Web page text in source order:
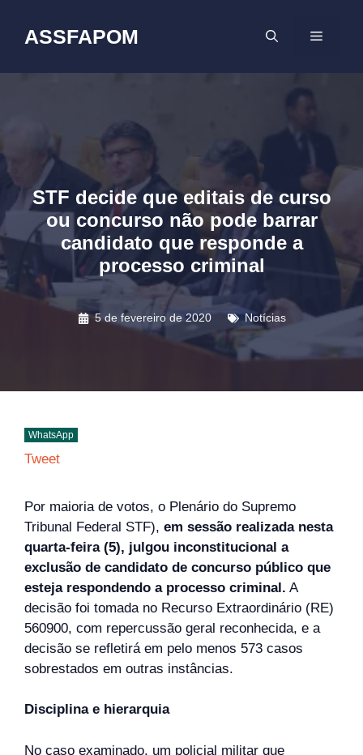
conteúdo
ASSFAPOM MENU
STF decide que editais de curso
ou concurso não pode barrar
candidato que responde a
processo criminal
5 de fevereiro de 2020 Notícias
WhatsApp
Tweet
Por maioria de votos, o Plenário do Supremo
Tribunal Federal STF), em sessão realizada nesta
quarta-feira (5), julgou inconstitucional a
exclusão de candidato de concurso público que
esteja respondendo a processo criminal. A
decisão foi tomada no Recurso Extraordinário (RE)
560900, com repercussão geral reconhecida, e a
decisão se refletirá em pelo menos 573 casos
sobrestados em outras instâncias.
Disciplina e hierarquia
No caso examinado, um policial militar que